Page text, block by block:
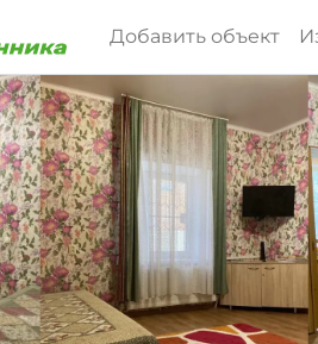
Добавить объект